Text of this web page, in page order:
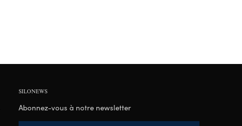
SILONEWS
Abonnez-vous à notre newsletter